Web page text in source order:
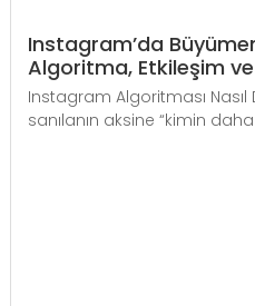
Instagram’da
Algoritma, Etkileşim
Instagram Algoritması
sanılanın aksine “kimin